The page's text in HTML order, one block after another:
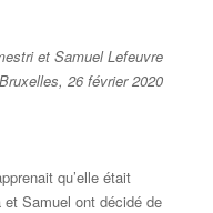
et Samuel Lefeuvre
Bruxelles, 26 février 2020
qu’elle était
Samuel ont décidé de